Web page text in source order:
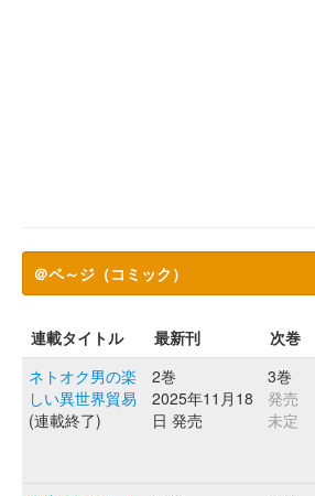
＠ペ～ジ（コミック）
連載タイトル 最新刊
次巻
ネトオク男の楽
しい異世界貿易
(連載終了)
2巻
2025年11月18
日 発売
3巻
発売
未定